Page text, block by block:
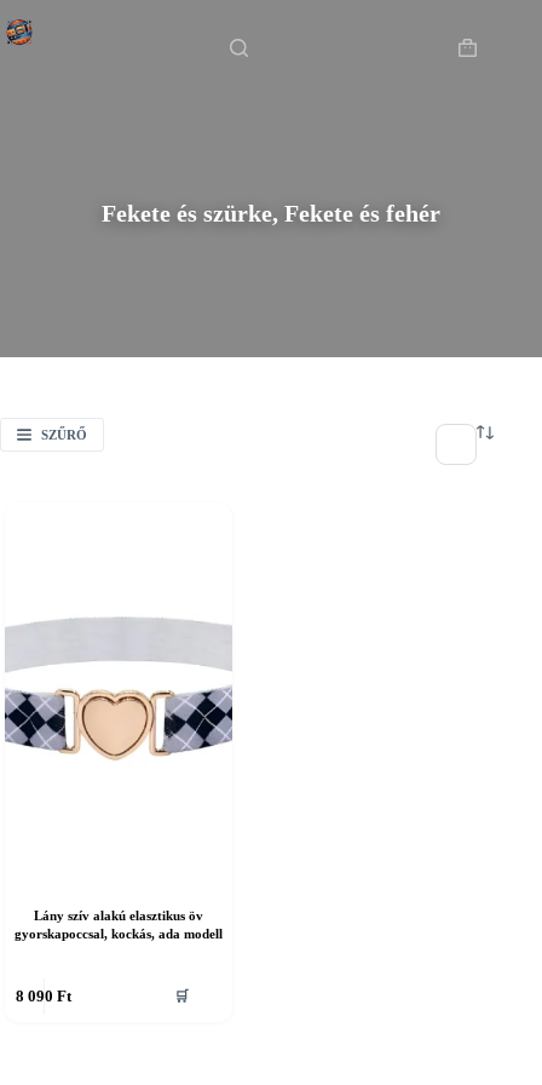
to
Shopping
Főoldal
Fekete és szürke, Fekete és fehér
SZŰRŐ
Lány szív alakú elasztikus öv
gyorskapoccsal, kockás, ada modell
8 090Ft 🛒